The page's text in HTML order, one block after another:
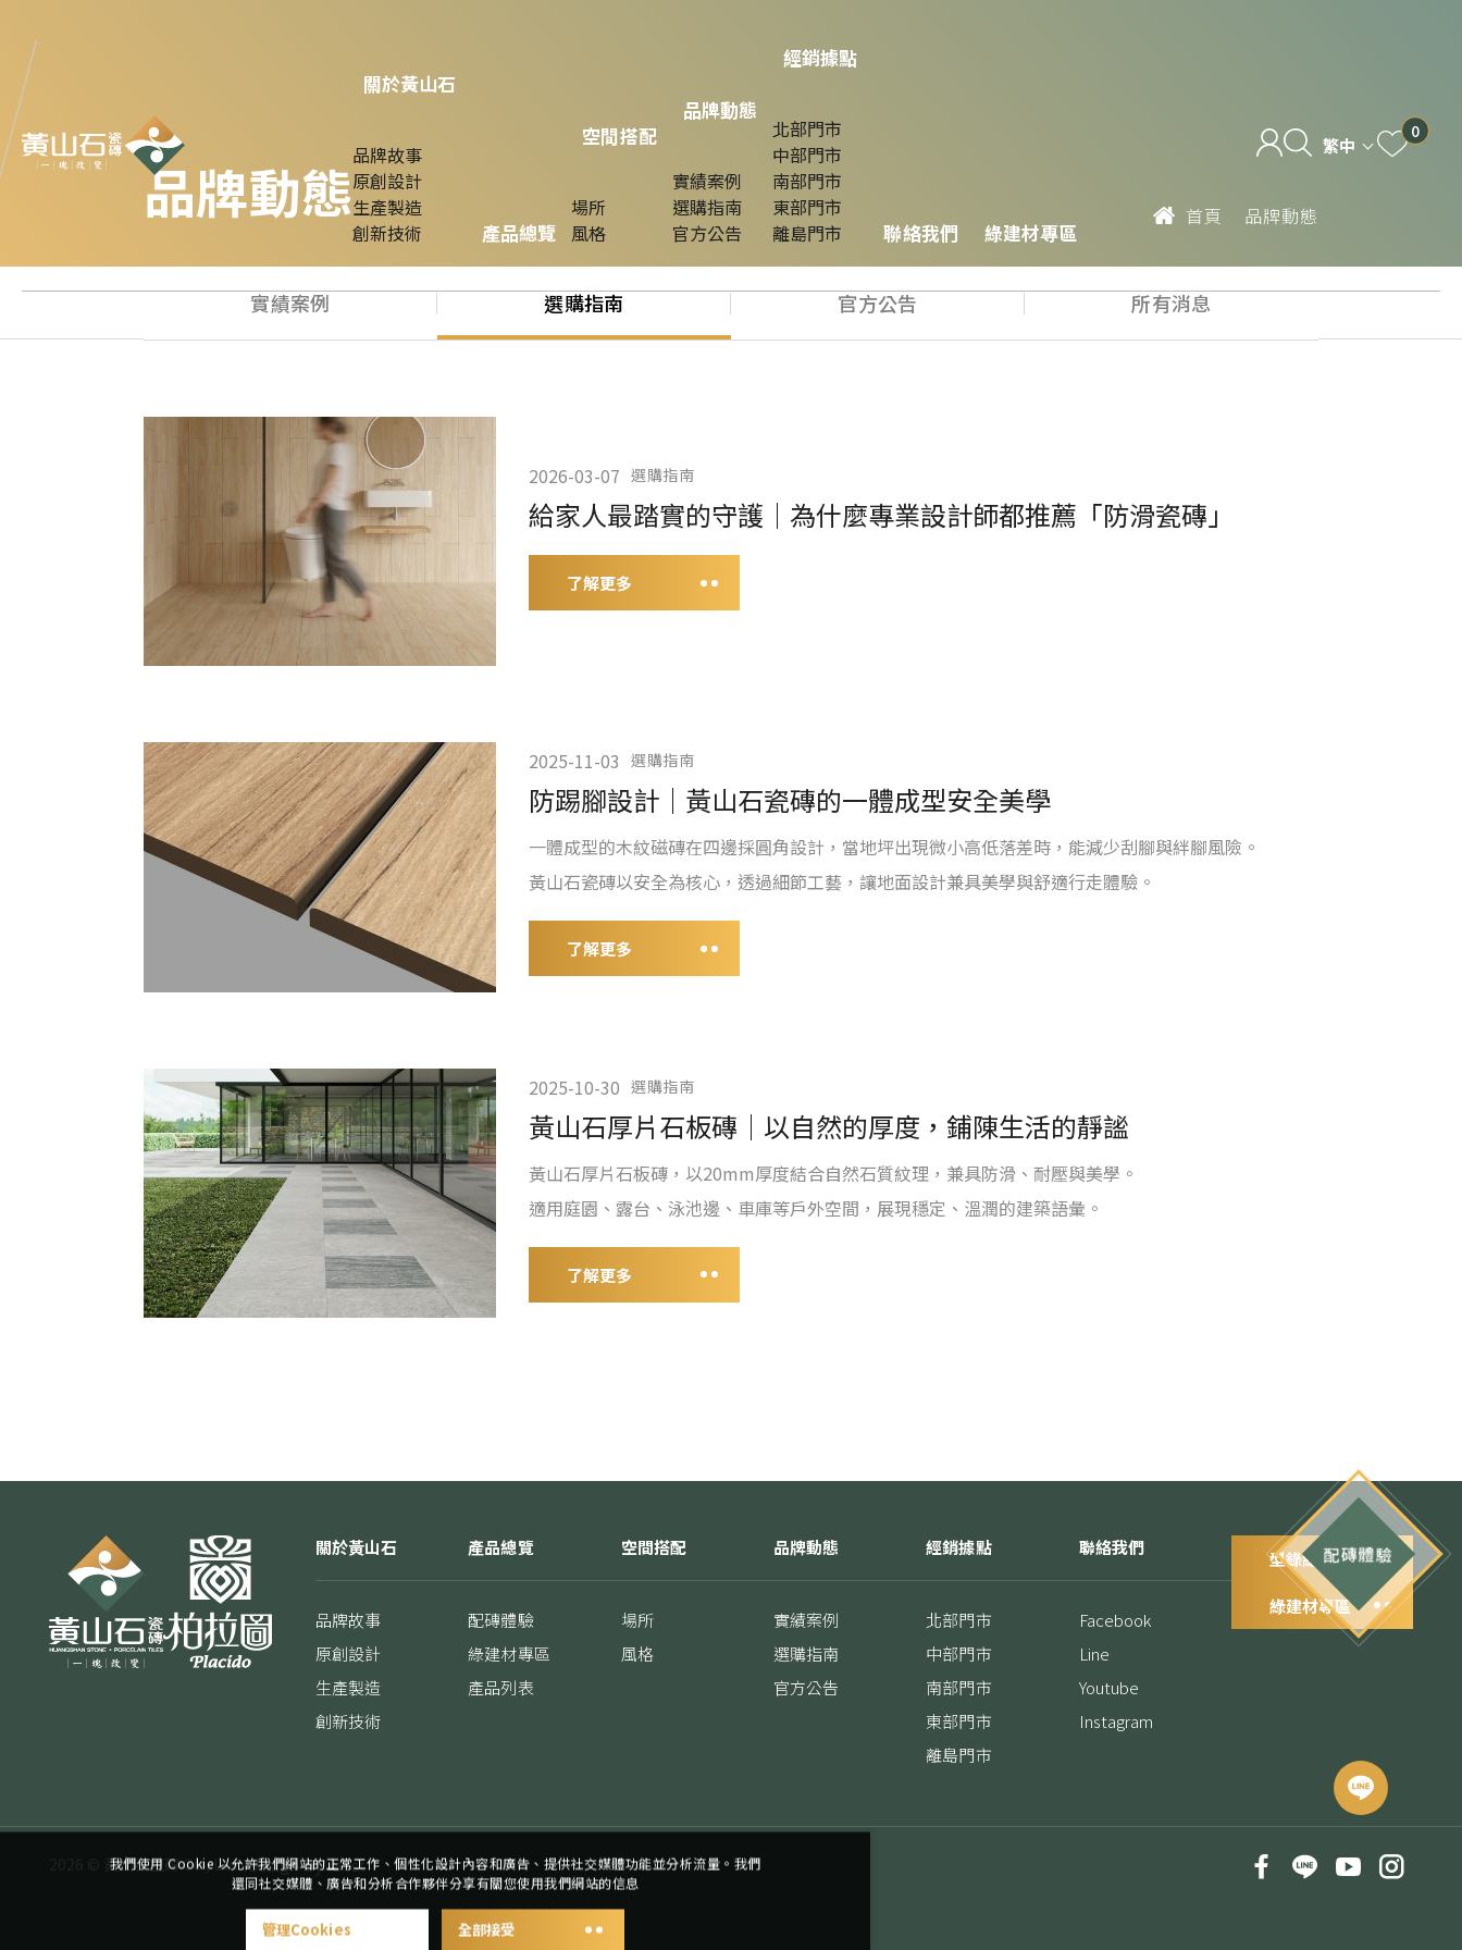
關於黃山石
品牌故事
原創設計
生產製造
創新技術
產品總覽
空間搭配
場所
風格
品牌動態
實績案例
選購指南
官方公告
經銷據點
北部門市
中部門市
南部門市
東部門市
離島門市
聯絡我們 綠建材專區
繁中
0
品牌動態 首頁 品牌動態
實績案例 選購指南 官方公告 所有消息
2026-03-07 選購指南
給家人最踏實的守護｜為什麼專業設計師都推薦「防滑瓷磚」
了解更多
2025-11-03 選購指南
防踢腳設計｜黃山石瓷磚的一體成型安全美學
一體成型的木紋磁磚在四邊採圓角設計，當地坪出現微小高低落差時，能減少刮腳與絆腳風險。
黃山石瓷磚以安全為核心，透過細節工藝，讓地面設計兼具美學與舒適行走體驗。
了解更多
2025-10-30 選購指南
黃山石厚片石板磚｜以自然的厚度，鋪陳生活的靜謐
黃山石厚片石板磚，以20mm厚度結合自然石質紋理，兼具防滑、耐壓與美學。
適用庭園、露台、泳池邊、車庫等戶外空間，展現穩定、溫潤的建築語彙。
了解更多
關於黃山石
品牌故事
原創設計
生產製造
創新技術
產品總覽
配磚體驗
綠建材專區
產品列表
空間搭配
場所
風格
品牌動態
實績案例
選購指南
官方公告
經銷據點
北部門市
中部門市
南部門市
東部門市
離島門市
聯絡我們
Facebook
Line
Youtube
Instagram
型錄總覽
綠建材專區
黃山石瓷磚 Co., Ltd Design by iBest
配磚體驗
還同社交媒體、廣告和分析合作夥伴分享有關您使用我們網站的信息
管理Cookies 全部接受